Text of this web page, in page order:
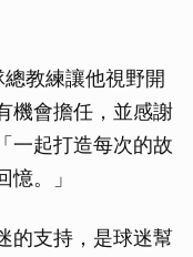
教練讓他視野開
機會擔任，並感謝
一起打造每次的故
。」
的支持，是球迷幫